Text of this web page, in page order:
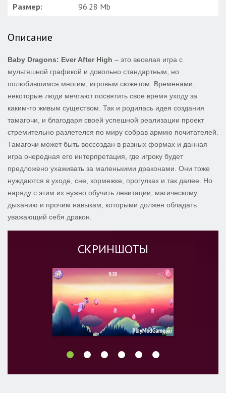
Размер:
96.28 Mb
Описание
Baby Dragons: Ever After High – это веселая игра с
мультяшной графикой и довольно стандартным, но
полюбившимся многим, игровым сюжетом. Временами,
некоторые люди мечтают посвятить свое время уходу за
каким-то живым существом. Так и родилась идея создания
тамагочи, и благодаря своей успешной реализации проект
стремительно разлетелся по миру собрав армию почитателей.
Тамагочи может быть воссоздан в разных формах и данная
игра очередная его интерпретация, где игроку будет
предложено ухаживать за маленькими драконами. Они тоже
нуждаются в уходе, сне, кормежке, прогулках и так далее. Но
наряду с этим их нужно обучить левитации, магическому
дыханию и прочим навыкам, которыми должен обладать
уважающий себя дракон.
СКРИНШОТЫ